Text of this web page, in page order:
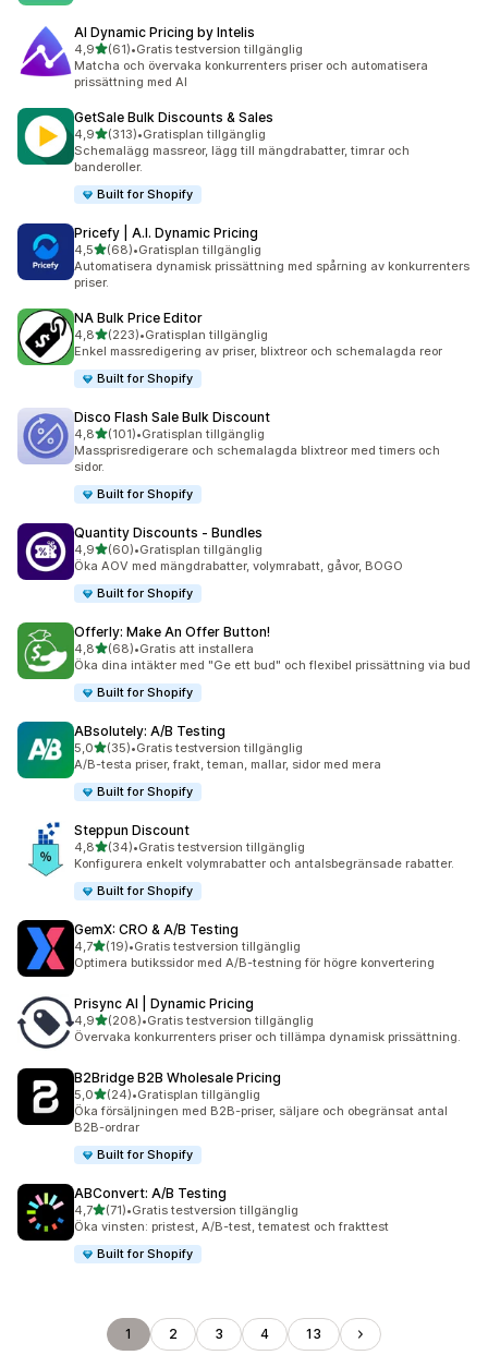
AI Dynamic Pricing by Intelis
4,9av 5 stjärnor
(61)
61 recensioner totalt
•Gratis testversion tillgänglig
Matcha och övervaka konkurrenters priser och automatisera
prissättning med AI
GetSale Bulk Discounts & Sales
4,9av 5 stjärnor
(313)
313 recensioner totalt
•Gratisplan tillgänglig
Schemalägg massreor, lägg till mängdrabatter, timrar och
banderoller.
Built for Shopify
Pricefy | A.I. Dynamic Pricing
4,5av 5 stjärnor
(68)
68 recensioner totalt
•Gratisplan tillgänglig
Automatisera dynamisk prissättning med spårning av konkurrenters
priser.
NA Bulk Price Editor
4,8av 5 stjärnor
(223)
223 recensioner totalt
•Gratisplan tillgänglig
Enkel massredigering av priser, blixtreor och schemalagda reor
Built for Shopify
Disco Flash Sale Bulk Discount
4,8av 5 stjärnor
(101)
101 recensioner totalt
•Gratisplan tillgänglig
Massprisredigerare och schemalagda blixtreor med timers och
sidor.
Built for Shopify
Quantity Discounts ‑ Bundles
4,9av 5 stjärnor
(60)
60 recensioner totalt
•Gratisplan tillgänglig
Öka AOV med mängdrabatter, volymrabatt, gåvor, BOGO
Built for Shopify
Offerly: Make An Offer Button!
4,8av 5 stjärnor
(68)
68 recensioner totalt
•Gratis att installera
Öka dina intäkter med "Ge ett bud" och flexibel prissättning via bud
Built for Shopify
ABsolutely: A/B Testing
5,0av 5 stjärnor
(35)
35 recensioner totalt
•Gratis testversion tillgänglig
A/B-testa priser, frakt, teman, mallar, sidor med mera
Built for Shopify
Steppun Discount
4,8av 5 stjärnor
(34)
34 recensioner totalt
•Gratis testversion tillgänglig
Konfigurera enkelt volymrabatter och antalsbegränsade rabatter.
Built for Shopify
GemX: CRO & A/B Testing
4,7av 5 stjärnor
(19)
19 recensioner totalt
•Gratis testversion tillgänglig
Optimera butikssidor med A/B-testning för högre konvertering
Prisync AI | Dynamic Pricing
4,9av 5 stjärnor
(208)
208 recensioner totalt
•Gratis testversion tillgänglig
Övervaka konkurrenters priser och tillämpa dynamisk prissättning.
B2Bridge B2B Wholesale Pricing
5,0av 5 stjärnor
(24)
24 recensioner totalt
•Gratisplan tillgänglig
Öka försäljningen med B2B-priser, säljare och obegränsat antal
B2B-ordrar
Built for Shopify
ABConvert: A/B Testing
4,7av 5 stjärnor
(71)
71 recensioner totalt
•Gratis testversion tillgänglig
Öka vinsten: pristest, A/B-test, tematest och frakttest
Built for Shopify
1 2 3 4 13